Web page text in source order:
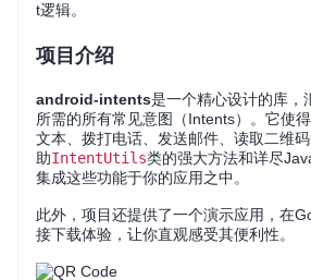
t逻辑。
项目介绍
android-intents是一个精心设计的库，
所需的所有常见意图（Intents）。它使
文本、拨打电话、发送邮件、读取二维
助IntentUtils类的强大方法和详尽
集成这些功能于你的应用之中。
此外，项目还提供了一个演示应用，在
接下载体验，让你直观感受其便利性。